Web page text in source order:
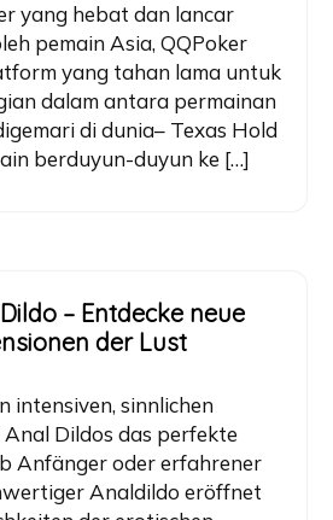
yang hebat dan lancar
pemain Asia, QQPoker
yang tahan lama untuk
dalam antara permainan
di dunia– Texas Hold
berduyun-duyun ke […]
– Entdecke neue
der Lust
intensiven, sinnlichen
Dildos das perfekte
Anfänger oder erfahrener
Analdildo eröffnet